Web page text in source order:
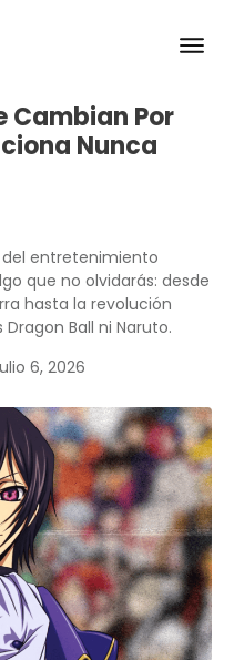
Cambian Por
Nunca
entretenimiento
que no olvidarás: desde
hasta la revolución
Ball ni Naruto.
6, 2026